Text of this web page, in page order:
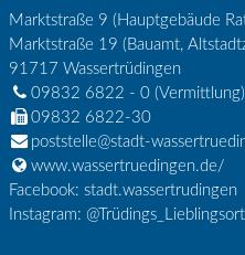
Marktstraße 9 (Hauptgebäude
Marktstraße 19 (Bauamt,
91717 Wassertrüdingen
09832 6822 - 0(Vermittlung)
09832 6822-30
poststelle@stadt-
www.wassertruedingen.de/
Facebook: stadt.wassertrudingen
Instagram: